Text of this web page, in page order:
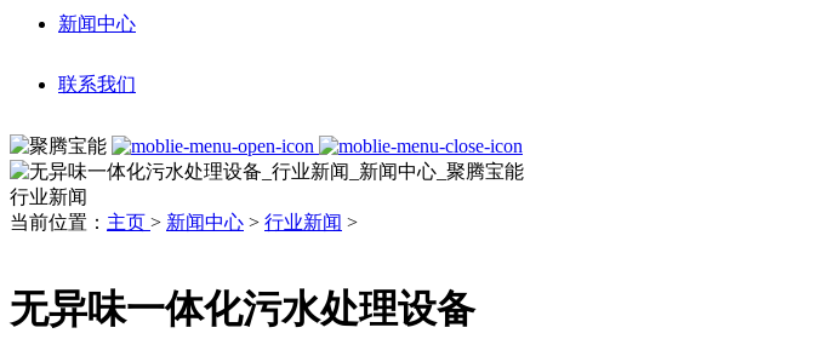
新闻中心
联系我们
行业新闻
当前位置： 主页 > 新闻中心 > 行业新闻 >
无异味一体化污水处理设备